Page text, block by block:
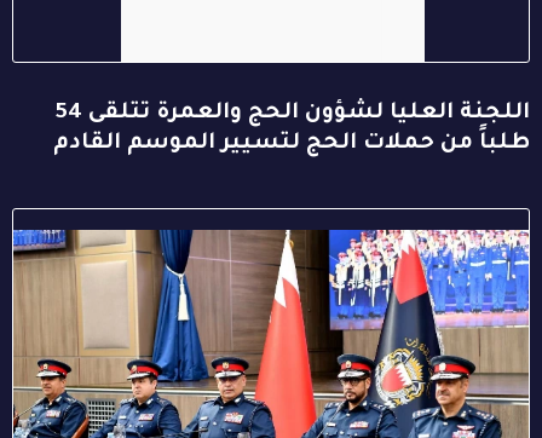
اللجنة العليا لشؤون الحج والعمرة تتلقى 54
طلباً من حملات الحج لتسيير الموسم القادم